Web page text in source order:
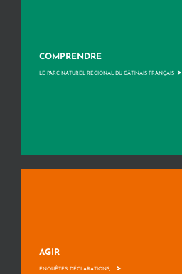
COMPRENDRE
LE PARC NATUREL RÉGIONAL DU GÂTINAIS FRANÇAIS >
AGIR
ENQUÊTES, DÉCLARATIONS, ... >